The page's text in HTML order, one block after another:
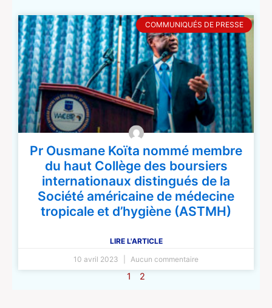
COMMUNIQUÉS DE PRESSE
Pr Ousmane Koïta nommé membre
du haut Collège des boursiers
internationaux distingués de la
Société américaine de médecine
tropicale et d’hygiène (ASTMH)
LIRE L'ARTICLE
10 avril 2023
Aucun commentaire
1 2